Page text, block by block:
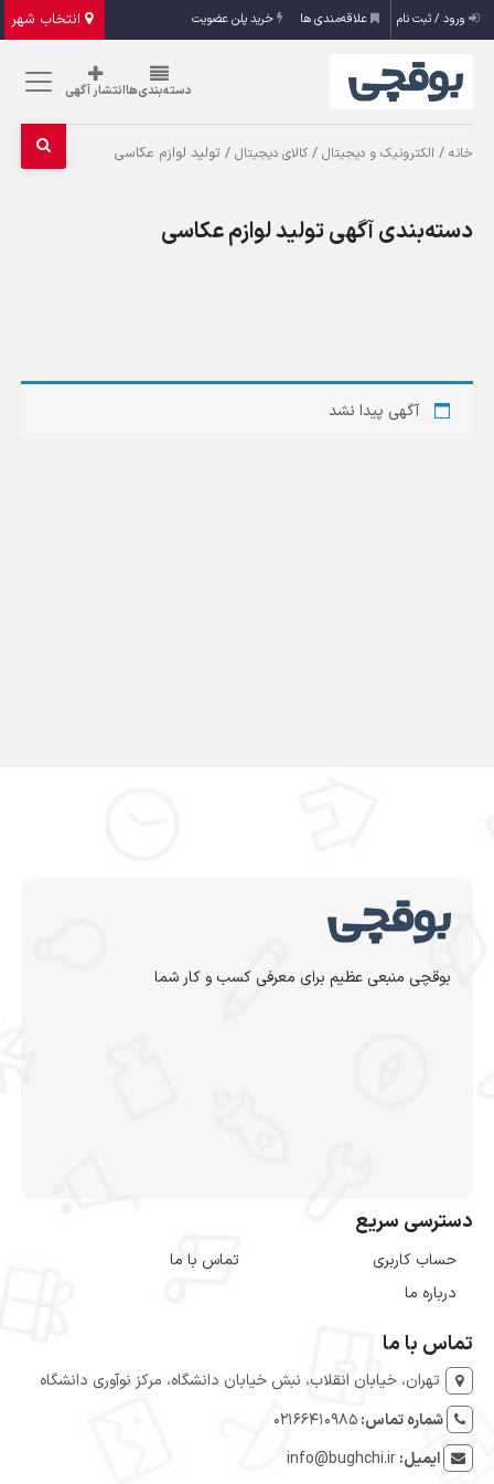
انتخاب شهر ورود / ثبت نام علاقه‌مندی ها خرید پلن عضویت
دسته‌بندی‌هاانتشار آگهی
خانه / الکترونیک و دیجیتال /کالای دیجیتال / تولید لوازم عکاسی
دسته‌بندی آگهی تولید لوازم عکاسی
آگهی پیدا نشد
بوقچی منبعی عظیم برای معرفی کسب و کار شما
دسترسی سریع
حساب کاربری
درباره ما
تماس با ما
تماس با ما
تهران، خیابان انقلاب، نبش خیابان دانشگاه، مرکز نوآوری دانشگاه
شماره تماس:۰۲۱۶۶۴۱۰۹۸۵
ایمیل:info@bughchi.ir